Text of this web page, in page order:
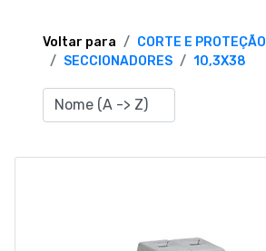
TERMOS E CONDIÇÕES
Voltar para
CORTE E PROTEÇÃO
SECCIONADORES
10,3X38